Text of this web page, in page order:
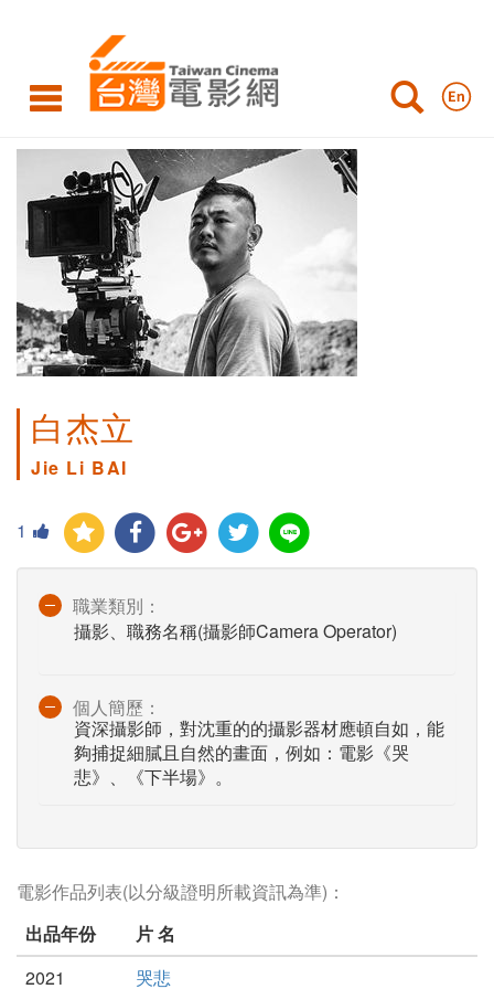
白杰立
Jie Li BAI
1
職業類別：
攝影、職務名稱(攝影師Camera Operator)
個人簡歷：
資深攝影師，對沈重的的攝影器材應頓自如，能
夠捕捉細膩且自然的畫面，例如：電影《哭
悲》、《下半場》。
電影作品列表(以分級證明所載資訊為準)：
出品年份
片 名
2021
哭悲